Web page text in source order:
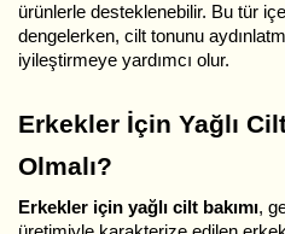
ürünlerle desteklenebilir. Bu tür
dengelerken, cilt tonunu
iyileştirmeye yardımcı olur.
Erkekler İçin Yağlı Cilt
Olmalı?
Erkekler için yağlı cilt bakımı,